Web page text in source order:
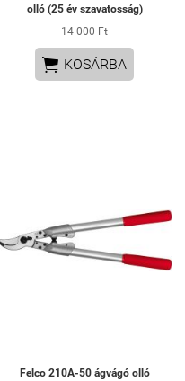
olló (25 év szavatosság)
14 000 Ft
 KOSÁRBA
Felco 210A-50 ágvágó olló